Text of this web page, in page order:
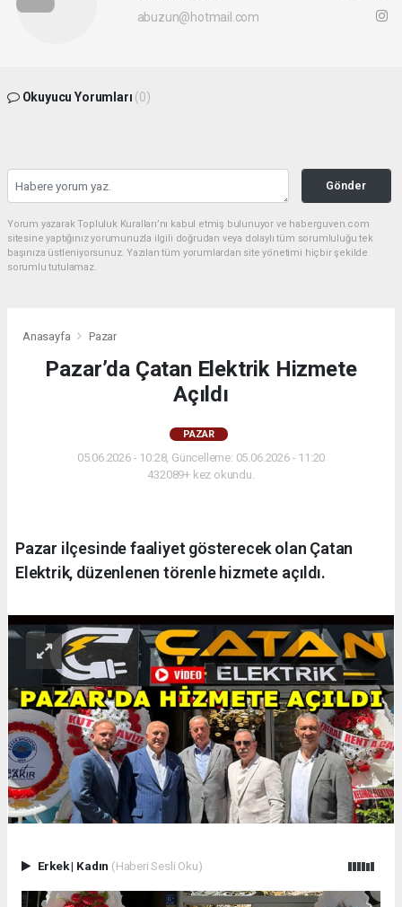
abuzun@hotmail.com
Okuyucu Yorumları (0)
Gönder
Yorum yazarak Topluluk Kuralları’nı kabul etmiş bulunuyor ve haberguven.com
sitesine yaptığınız yorumunuzla ilgili doğrudan veya dolaylı tüm sorumluluğu tek
başınıza üstleniyorsunuz. Yazılan tüm yorumlardan site yönetimi hiçbir şekilde
sorumlu tutulamaz.
Anasayfa Pazar
Pazar’da Çatan Elektrik Hizmete
Açıldı
PAZAR
05.06.2026 - 10:28, Güncelleme: 05.06.2026 - 11:20
432089+ kez okundu.
Pazar ilçesinde faaliyet gösterecek olan Çatan
Elektrik, düzenlenen törenle hizmete açıldı.
Erkek| Kadın (Haberi Sesli Oku)